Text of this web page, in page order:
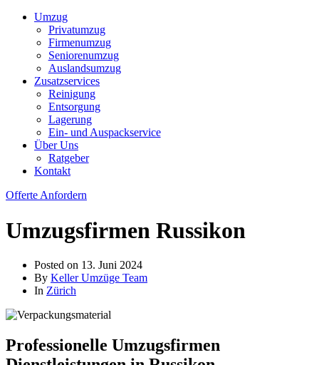
Umzug
Privatumzug
Firmenumzug
Seniorenumzug
Auslandsumzug
Zusatzservices
Reinigung
Entsorgung
Lagerung
Ein- und Auspackservice
Über Uns
Ratgeber
Kontakt
Offerte Anfordern
Umzugsfirmen Russikon
Posted on 13. Juni 2024
By Keller Umzüge Team
In Zürich
Professionelle Umzugsfirmen